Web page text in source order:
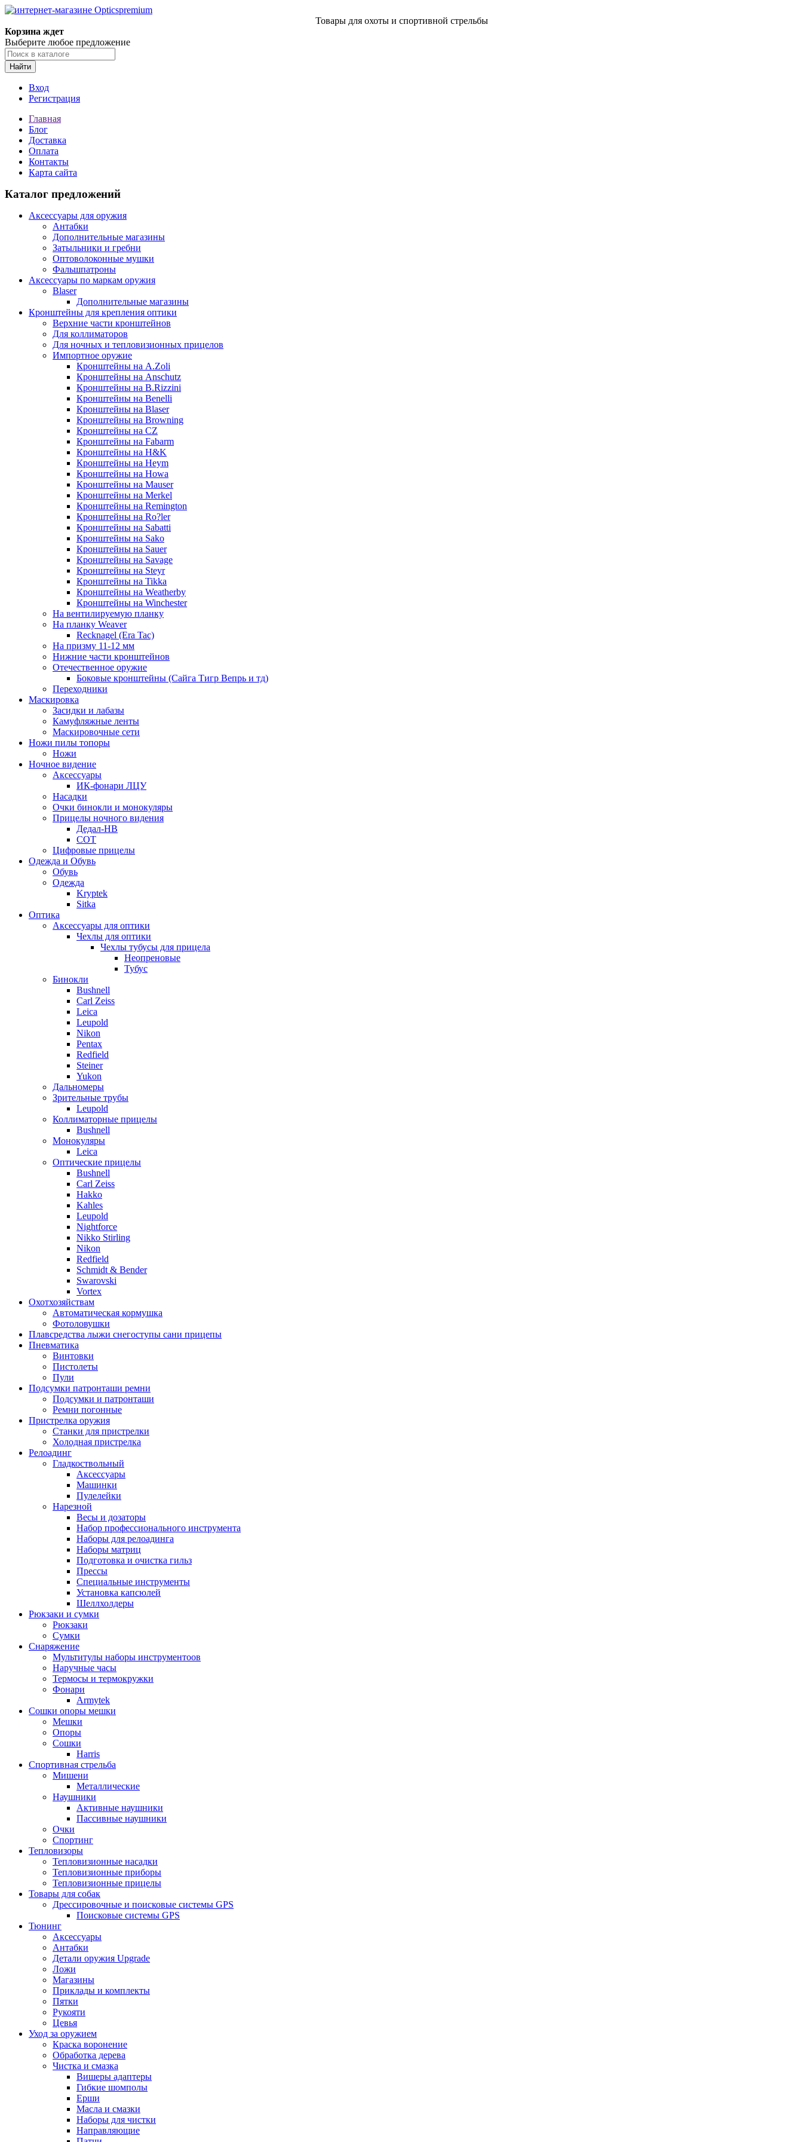
Товары для охоты и спортивной стрельбы
Корзина ждет
Выберите любое предложение
Найти
Вход
Регистрация
Главная
Блог
Доставка
Оплата
Контакты
Карта сайта
Каталог предложений
Аксессуары для оружия
Антабки
Дополнительные магазины
Затыльники и гребни
Оптоволоконные мушки
Фальшпатроны
Аксессуары по маркам оружия
Blaser
Дополнительные магазины
Кронштейны для крепления оптики
Верхние части кронштейнов
Для коллиматоров
Для ночных и тепловизионных прицелов
Импортное оружие
Кронштейны на A.Zoli
Кронштейны на Anschutz
Кронштейны на B.Rizzini
Кронштейны на Benelli
Кронштейны на Blaser
Кронштейны на Browning
Кронштейны на CZ
Кронштейны на Fabarm
Кронштейны на H&K
Кронштейны на Heym
Кронштейны на Howa
Кронштейны на Mauser
Кронштейны на Merkel
Кронштейны на Remington
Кронштейны на Ro?ler
Кронштейны на Sabatti
Кронштейны на Sako
Кронштейны на Sauer
Кронштейны на Savage
Кронштейны на Steyr
Кронштейны на Tikka
Кронштейны на Weatherby
Кронштейны на Winchester
На вентилируемую планку
На планку Weaver
Recknagel (Era Tac)
На призму 11-12 мм
Нижние части кронштейнов
Отечественное оружие
Боковые кронштейны (Сайга Тигр Вепрь и тд)
Переходники
Маскировка
Засидки и лабазы
Камуфляжные ленты
Маскировочные сети
Ножи пилы топоры
Ножи
Ночное видение
Аксессуары
ИК-фонари ЛЦУ
Насадки
Очки бинокли и монокуляры
Прицелы ночного видения
Дедал-НВ
СОТ
Цифровые прицелы
Одежда и Обувь
Обувь
Одежда
Kryptek
Sitka
Оптика
Аксессуары для оптики
Чехлы для оптики
Чехлы тубусы для прицела
Неопреновые
Тубус
Бинокли
Bushnell
Carl Zeiss
Leica
Leupold
Nikon
Pentax
Redfield
Steiner
Yukon
Дальномеры
Зрительные трубы
Leupold
Коллиматорные прицелы
Bushnell
Монокуляры
Leica
Оптические прицелы
Bushnell
Carl Zeiss
Hakko
Kahles
Leupold
Nightforce
Nikko Stirling
Nikon
Redfield
Schmidt & Bender
Swarovski
Vortex
Охотхозяйствам
Автоматическая кормушка
Фотоловушки
Плавсредства лыжи снегоступы сани прицепы
Пневматика
Винтовки
Пистолеты
Пули
Подсумки патронташи ремни
Подсумки и патронташи
Ремни погонные
Пристрелка оружия
Станки для пристрелки
Холодная пристрелка
Релоадинг
Гладкоствольный
Аксессуары
Машинки
Пулелейки
Нарезной
Весы и дозаторы
Набор профессионального инструмента
Наборы для релоадинга
Наборы матриц
Подготовка и очистка гильз
Прессы
Специальные инструменты
Установка капсюлей
Шеллхолдеры
Рюкзаки и сумки
Рюкзаки
Сумки
Снаряжение
Мультитулы наборы инструментоов
Наручные часы
Термосы и термокружки
Фонари
Armytek
Сошки опоры мешки
Мешки
Опоры
Сошки
Harris
Спортивная стрельба
Мишени
Металлические
Наушники
Активные наушники
Пассивные наушники
Очки
Спортинг
Тепловизоры
Тепловизионные насадки
Тепловизионные приборы
Тепловизионные прицелы
Товары для собак
Дрессировочные и поисковые системы GPS
Поисковые системы GPS
Тюнинг
Аксессуары
Антабки
Детали оружия Upgrade
Ложи
Магазины
Приклады и комплекты
Пятки
Рукояти
Цевья
Уход за оружием
Краска воронение
Обработка дерева
Чистка и смазка
Вишеры адаптеры
Гибкие шомполы
Ерши
Масла и смазки
Наборы для чистки
Направляющие